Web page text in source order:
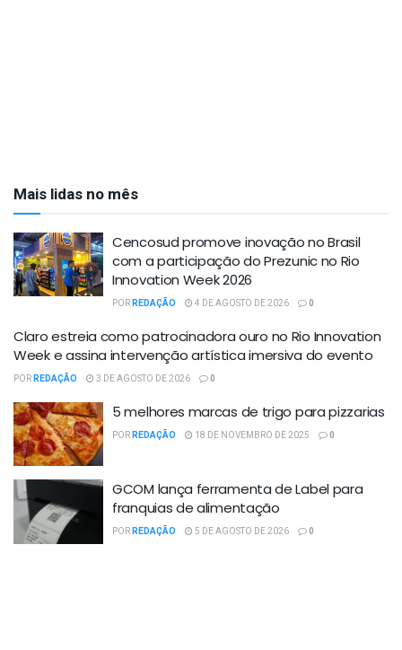
Mais lidas no mês
Cencosud promove inovação no Brasil
com a participação do Prezunic no Rio
Innovation Week 2026
PORREDAÇÃO 4 DE AGOSTO DE 2026 0
Claro estreia como patrocinadora ouro no Rio Innovation
Week e assina intervenção artística imersiva do evento
PORREDAÇÃO 3 DE AGOSTO DE 2026 0
5 melhores marcas de trigo para pizzarias
PORREDAÇÃO 18 DE NOVEMBRO DE 2025 0
GCOM lança ferramenta de Label para
franquias de alimentação
PORREDAÇÃO 5 DE AGOSTO DE 2026 0